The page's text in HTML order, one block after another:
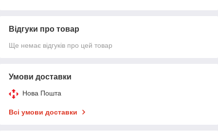
Відгуки про товар
Ще немає відгуків про цей товар
Умови доставки
Нова Пошта
Всі умови доставки